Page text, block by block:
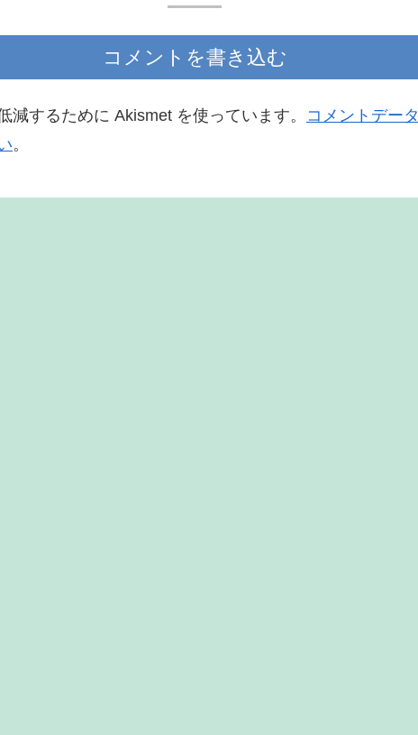
コメントを書き込む
減するために Akismet を使っています。 コメントデー
。